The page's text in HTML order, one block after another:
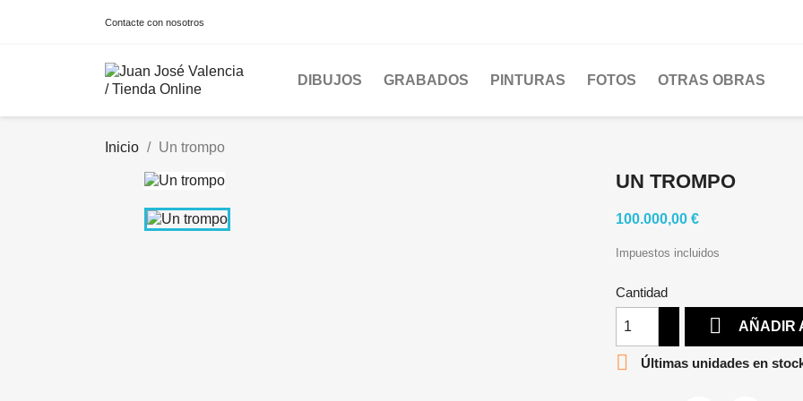
Contacte con nosotros
DIBUJOS GRABADOS PINTURAS FOTOS OTRAS OBRAS
Inicio Un trompo
UN TROMPO
100.000,00 €
Impuestos incluidos
Cantidad
 AÑADIR
 Últimas unidades en